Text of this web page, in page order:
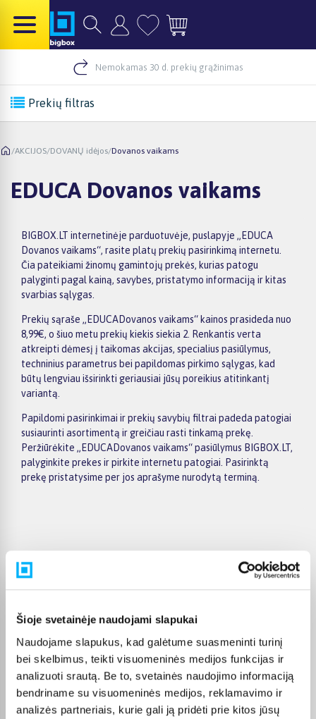
Šioje svetainėje naudojami slapukai
Naudojame slapukus, kad galėtume suasmeninti turinį
bei skelbimus, teikti visuomeninės medijos funkcijas ir
analizuoti srautą. Be to, svetainės naudojimo informaciją
bendriname su visuomeninės medijos, reklamavimo ir
analizės partneriais, kurie gali ją pridėti prie kitos jūsų
Nemokamas 30 d. prekių grąžinimas
Prekių filtras
/AKCIJOS/DOVANŲ idėjos/Dovanos vaikams
EDUCA Dovanos vaikams
BIGBOX.LT internetinėje parduotuvėje, puslapyje „EDUCA
Dovanos vaikams“, rasite platų prekių pasirinkimą internetu.
Čia pateikiami žinomų gamintojų prekės, kurias patogu
palyginti pagal kainą, savybes, pristatymo informaciją ir kitas
svarbias sąlygas.
Prekių sąraše „EDUCADovanos vaikams“ kainos prasideda nuo
8,99€, o šiuo metu prekių kiekis siekia 2. Renkantis verta
atkreipti dėmesį į taikomas akcijas, specialius pasiūlymus,
techninius parametrus bei papildomas pirkimo sąlygas, kad
būtų lengviau išsirinkti geriausiai jūsų poreikius atitinkantį
variantą.
Papildomi pasirinkimai ir prekių savybių filtrai padeda patogiai
susiaurinti asortimentą ir greičiau rasti tinkamą prekę.
Peržiūrėkite „EDUCADovanos vaikams“ pasiūlymus BIGBOX.LT,
palyginkite prekes ir pirkite internetu patogiai. Pasirinktą
prekę pristatysime per jos aprašyme nurodytą terminą.
Pirkėjų atsiliepimai apie prekes
Patvirtintas pirkėjas
Prekė kokybiškai įpakuota, gavau tai, ko ir tikėjausi. Pristatymas per visą
piką ...
Diana B.
Patvirtintas pirkėjas